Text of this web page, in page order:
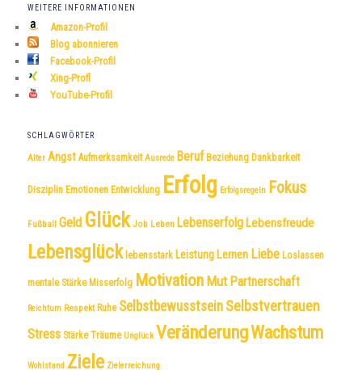
WEITERE INFORMATIONEN
Amazon-Profil
Blog abonnieren
Facebook-Profil
Xing-Profl
YouTube-Profil
SCHLAGWÖRTER
Alter Angst Aufmerksamkeit Ausrede Beruf Beziehung Dankbarkeit
Disziplin Emotionen Entwicklung Erfolg Erfolgsregeln Fokus
Fußball Geld Glück Job Leben Lebenserfolg Lebensfreude
Lebensglück lebensstark Leistung Lernen Liebe Loslassen
mentale Stärke Misserfolg Motivation Mut Partnerschaft
Reichtum Respekt Ruhe Selbstbewusstsein Selbstvertrauen
Stress Stärke Träume Unglück VeränderungWachstum
Wohlstand Ziele Zielerreichung